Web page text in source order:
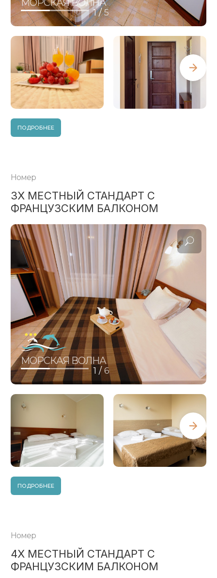
3х Местный Номер Комфорт Плюс
2х Местный Полулюкс С Балконом И
Видом На Море
Кухней
2-Х Комнатный 4-Х Местный Номер С
Кухней
МОРСКАЯ ВОЛНА
1 /5
ПОДРОБНЕЕ
Номер
3Х МЕСТНЫЙ СТАНДАРТ С
ФРАНЦУЗСКИМ БАЛКОНОМ
МОРСКАЯ ВОЛНА
1 / 6
ПОДРОБНЕЕ
Номер
4Х МЕСТНЫЙ СТАНДАРТ С
ФРАНЦУЗСКИМ БАЛКОНОМ